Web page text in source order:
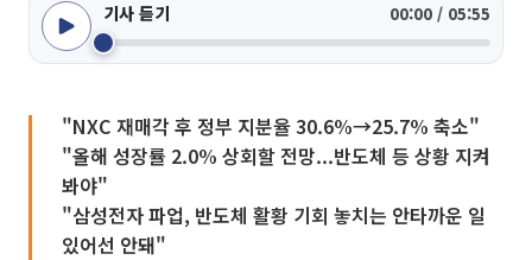
기사 듣기 00:00 / 05:55
"NXC 재매각 후 정부 지분율 30.6%→25.7% 축소"
"올해 성장률 2.0% 상회할 전망...반도체 등 상황 지켜
봐야"
"삼성전자 파업, 반도체 활황 기회 놓치는 안타까운 일
있어선 안돼"